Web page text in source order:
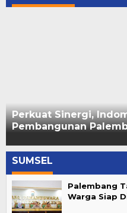
Perkuat Sinergi,
Pembangunan
SUMSEL
Palembang
Warga Siap